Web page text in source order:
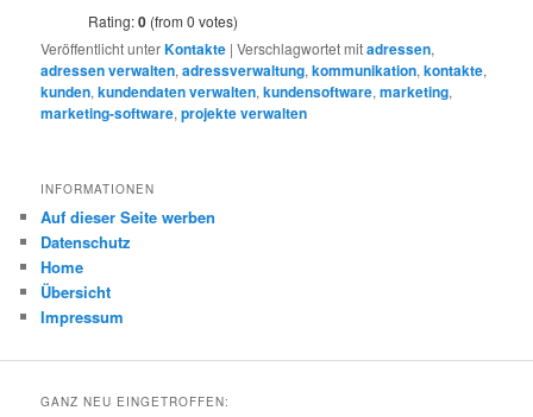
Rating:0 (from 0 votes)
Veröffentlicht unterKontakte |Verschlagwortet mitadressen,
adressen verwalten,adressverwaltung,kommunikation,kontakte,
kunden,kundendaten verwalten,kundensoftware,marketing,
marketing-software,projekte verwalten
INFORMATIONEN
Auf dieser Seite werben
Datenschutz
Home
Übersicht
Impressum
GANZ NEU EINGETROFFEN: